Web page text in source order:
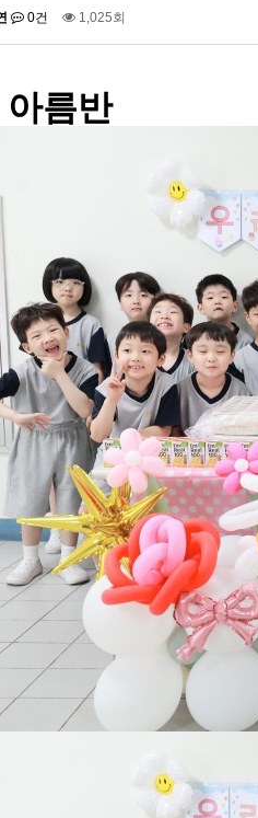
0건 1,025회
아름반